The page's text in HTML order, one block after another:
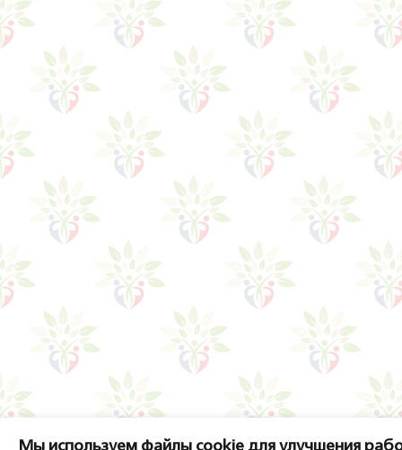
Мы используем файлы cookie для улучшения